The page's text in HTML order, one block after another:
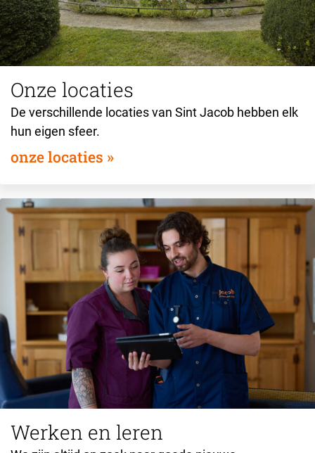
Onze locaties
De verschillende locaties van Sint Jacob hebben elk
hun eigen sfeer.
onze locaties
Werken en leren